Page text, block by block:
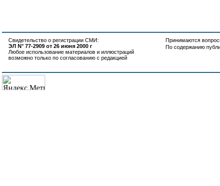
Свидетельство о регистрации СМИ:
ЭЛ N° 77-2909 от 26 июня 2000 г
Любое использование материалов и иллюстраций
возможно только по согласованию с редакцией
Принимаются
По содержанию